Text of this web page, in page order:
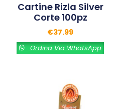
Cartine Rizla Silver
Corte 100pz
€37.99
Ordina Via WhatsApp